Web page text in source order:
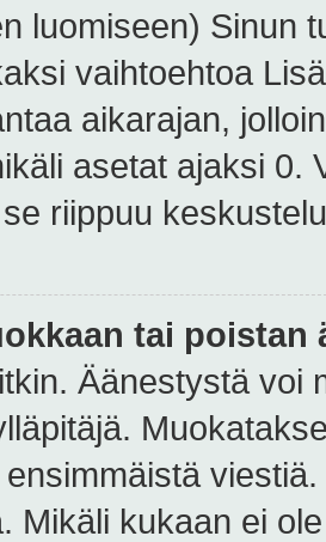
luomiseen) Sinun
vaihtoehtoa
aikarajan,
asetat ajaksi 0.
riippuu
tai poistan
Äänestystä voi
Mikäli kukaan ei